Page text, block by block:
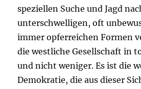
speziellen Suche und Jagd
unterschwelligen, oft
immer opferreichen Formen
die westliche Gesellschaft in
und nicht weniger. Es ist die
Demokratie, die aus dieser